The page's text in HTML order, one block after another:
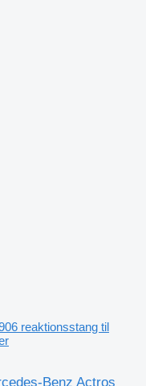
reaktionsstang til
Benz Actros